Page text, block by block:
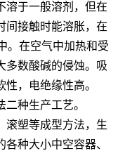
溶于一般溶剂，但在
间接触时能溶胀，在
。在空气中加热和受
多数酸碱的侵蚀。吸
，电绝缘性高。
种生产工艺。
滚塑等成型方法，生
种大小中空容器、